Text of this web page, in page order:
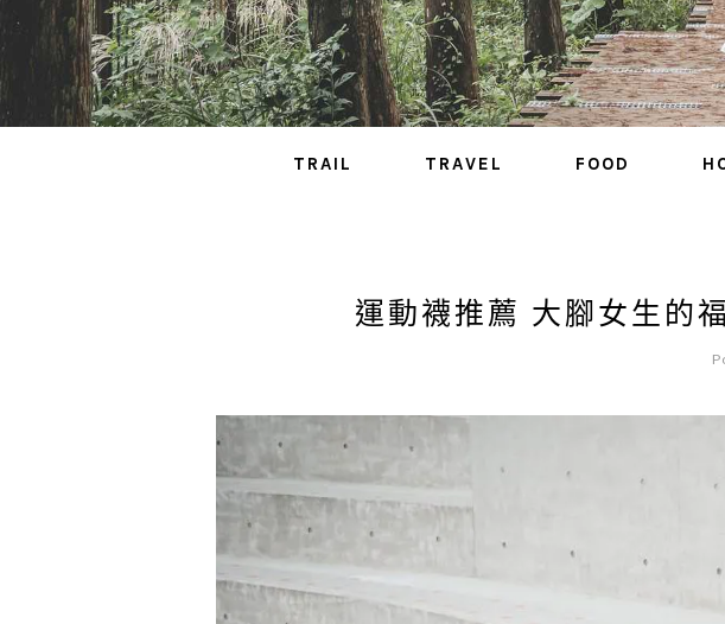
TRAIL TRAVEL FOOD
運動襪推薦 大腳女生的